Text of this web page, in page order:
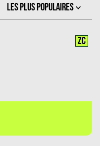
LES PLUS POPULAIRES
ZC